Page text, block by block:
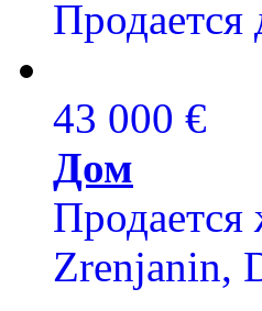
Продается
43 000 €
Дом
Продается
Zrenjanin,